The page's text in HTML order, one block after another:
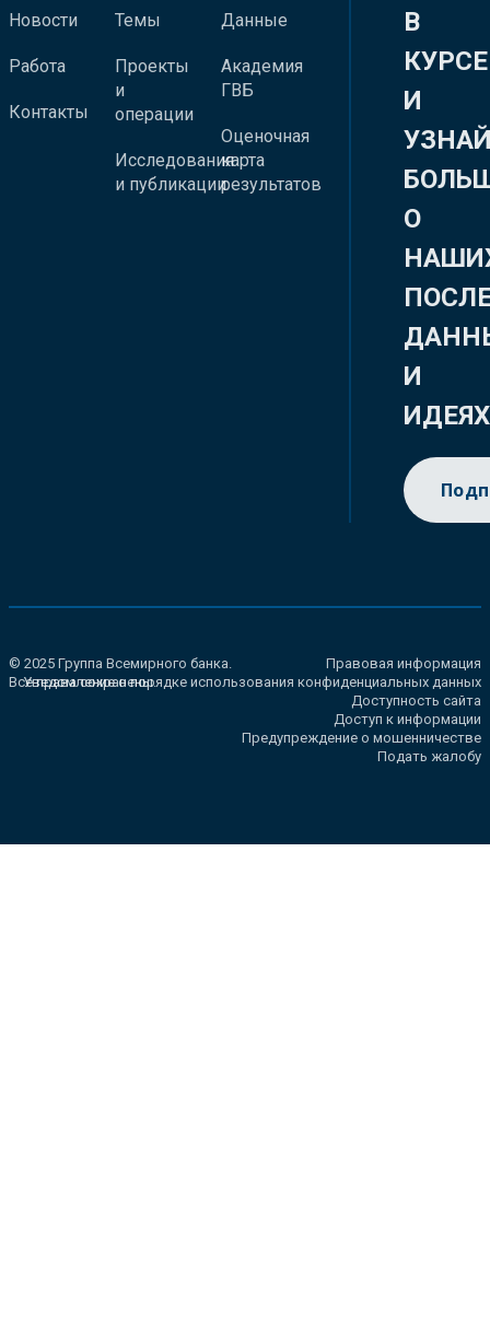
Новости
Работа
Контакты
Темы
Проекты
и
операции
Исследования
и публикации
Данные
Академия
ГВБ
Оценочная
карта
результатов
В
КУРСЕ
И
О
И
ИДЕЯХ
© 2025 Группа Всемирного банка.
Все права сохранены.
Правовая информация
Уведомление о порядке использования конфиденциальных данных
Доступность сайта
Доступ к информации
Предупреждение о мошенничестве
Подать жалобу